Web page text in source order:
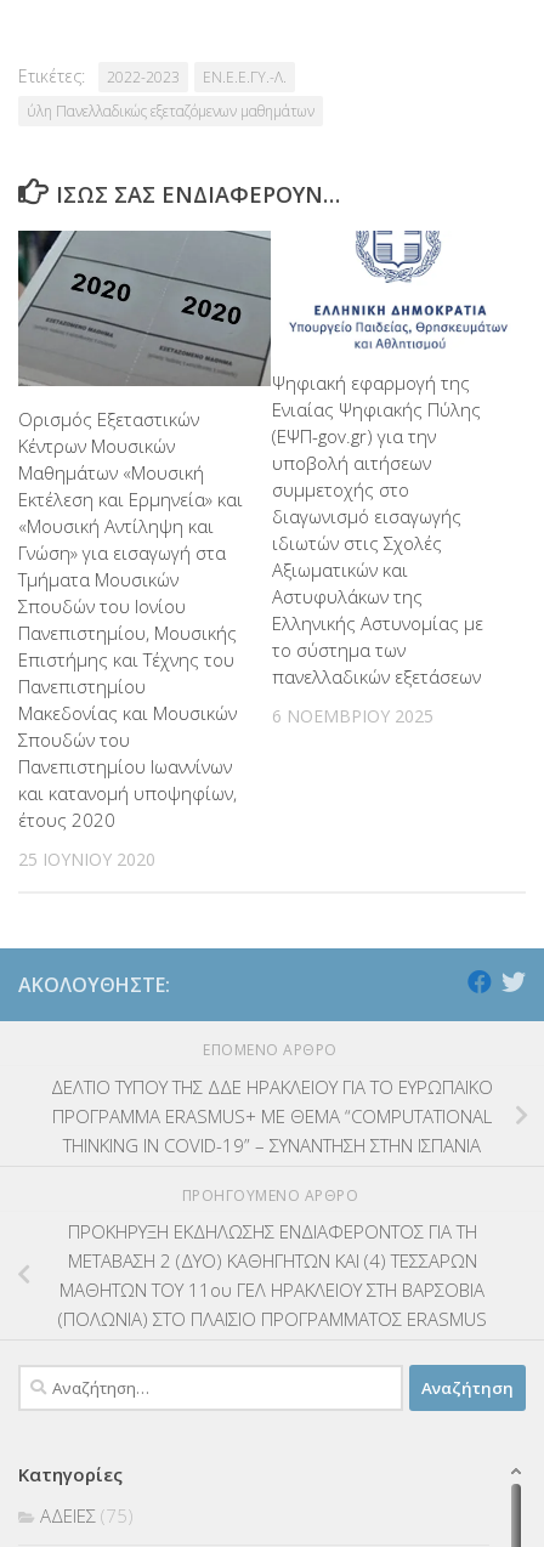
Ετικέτες: 2022-2023
ΕΝ.Ε.Ε.ΓΥ.-Λ.
ύλη Πανελλαδικώς εξεταζόμενων μαθημάτων
ΊΣΩΣ ΣΑΣ ΕΝΔΙΑΦΈΡΟΥΝ…
Ορισμός Εξεταστικών
Κέντρων Μουσικών
Μαθημάτων «Μουσική
Εκτέλεση και Ερμηνεία» και
«Μουσική Αντίληψη και
Γνώση» για εισαγωγή στα
Τμήματα Μουσικών
Σπουδών του Ιονίου
Πανεπιστημίου, Μουσικής
Επιστήμης και Τέχνης του
Πανεπιστημίου
Μακεδονίας και Μουσικών
Σπουδών του
Πανεπιστημίου Ιωαννίνων
και κατανομή υποψηφίων,
έτους 2020
25 ΙΟΥΝΊΟΥ 2020
Ψηφιακή εφαρμογή της
Ενιαίας Ψηφιακής Πύλης
(ΕΨΠ-gov.gr) για την
υποβολή αιτήσεων
συμμετοχής στο
διαγωνισμό εισαγωγής
ιδιωτών στις Σχολές
Αξιωματικών και
Αστυφυλάκων της
Ελληνικής Αστυνομίας με
το σύστημα των
πανελλαδικών εξετάσεων
6 ΝΟΕΜΒΡΊΟΥ 2025
ΑΚΟΛΟΥΘΉΣΤΕ:
ΕΠΌΜΕΝΟ ΆΡΘΡΟ
ΔΕΛΤΙΟ ΤΥΠΟΥ ΤΗΣ ΔΔΕ ΗΡΑΚΛΕΙΟΥ ΓΙΑ ΤΟ ΕΥΡΩΠΑΪΚΟ
ΠΡΟΓΡΑΜΜΑ ERASMUS+ ΜΕ ΘΕΜΑ “COMPUTATIONAL
THINKING IN COVID-19” – ΣΥΝΑΝΤΗΣΗ ΣΤΗΝ ΙΣΠΑΝΙΑ
ΠΡΟΗΓΟΎΜΕΝΟ ΆΡΘΡΟ
ΠΡΟΚΗΡΥΞΗ ΕΚΔΗΛΩΣΗΣ ΕΝΔΙΑΦΕΡΟΝΤΟΣ ΓΙΑ ΤΗ
MΕΤΑΒΑΣΗ 2 (ΔΥΟ) ΚΑΘΗΓΗΤΩΝ ΚΑΙ (4) ΤΕΣΣΑΡΩΝ
ΜΑΘΗΤΩΝ ΤΟΥ 11ου ΓΕΛ ΗΡΑΚΛΕΙΟΥ ΣΤΗ ΒΑΡΣΟΒΙΑ
(ΠΟΛΩΝΙΑ) ΣΤΟ ΠΛΑΙΣΙΟ ΠΡΟΓΡΑΜΜΑΤΟΣ ERASMUS
Αναζήτηση
για:
Κατηγορίες
ΑΔΕΙΕΣ (75)